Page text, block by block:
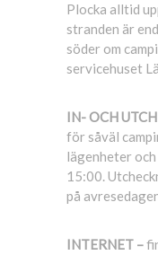
Plocka alltid
stranden är
söder om
servicehuset
IN- OCH
för såväl
lägenheter
15:00.
på
INTERNET –